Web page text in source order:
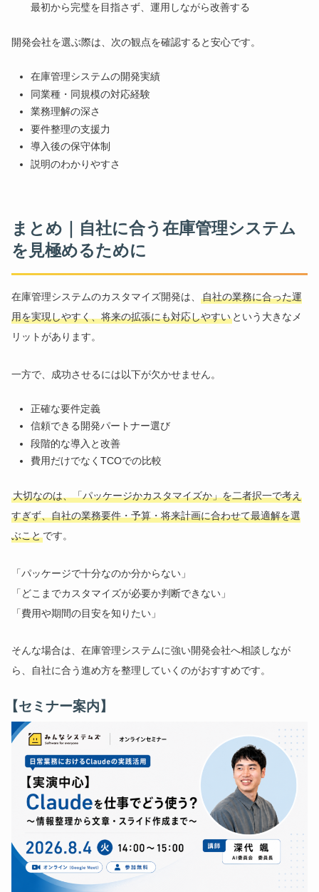
最初から完璧を目指さず、運用しながら改善する
開発会社を選ぶ際は、次の観点を確認すると安心です。
在庫管理システムの開発実績
同業種・同規模の対応経験
業務理解の深さ
要件整理の支援力
導入後の保守体制
説明のわかりやすさ
まとめ｜自社に合う在庫管理システム
を見極めるために
在庫管理システムのカスタマイズ開発は、自社の業務に合った運
用を実現しやすく、将来の拡張にも対応しやすい という大きなメ
リットがあります。
一方で、成功させるには以下が欠かせません。
正確な要件定義
信頼できる開発パートナー選び
段階的な導入と改善
費用だけでなくTCOでの比較
大切なのは、「パッケージかカスタマイズか」を二者択一で考え
すぎず、自社の業務要件・予算・将来計画に合わせて最適解を選
ぶことです。
「パッケージで十分なのか分からない」
「どこまでカスタマイズが必要か判断できない」
「費用や期間の目安を知りたい」
そんな場合は、在庫管理システムに強い開発会社へ相談しなが
ら、自社に合う進め方を整理していくのがおすすめです。
【セミナー案内】